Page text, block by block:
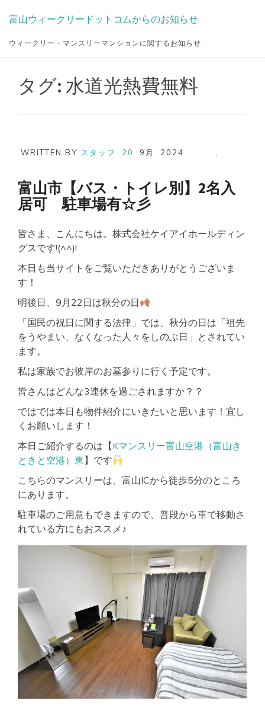
富山ウィークリードットコムからのお知らせ
ウィークリー・マンスリーマンションに関するお知らせ
タグ: 水道光熱費無料
WRITTEN BY スタッフ 20 9月 ,
2024
富山市【バス・トイレ別】2名入
居可 駐車場有☆彡
皆さま、こんにちは。株式会社ケイアイホールディン
グスです!(^^)!
本日も当サイトをご覧いただきありがとうございま
す！
明後日、9月22日は秋分の日
「国民の祝日に関する法律」では、秋分の日は「祖先
をうやまい、なくなった人々をしのぶ日」とされてい
ます。
私は家族でお彼岸のお墓参りに行く予定です。
皆さんはどんな3連休を過ごされますか？？
ではでは本日も物件紹介にいきたいと思います！宜し
くお願いします！
本日ご紹介するのは【Kマンスリー富山空港（富山き
ときと空港）東】です
こちらのマンスリーは、富山ICから徒歩5分のところ
にあります。
駐車場のご用意もできますので、普段から車で移動さ
れている方にもおススメ♪